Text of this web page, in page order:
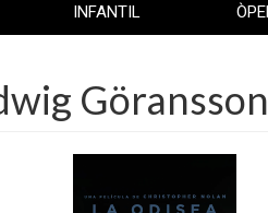
INFANTIL
Göransson